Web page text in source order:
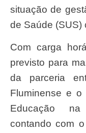
situação de
de Saúde (SUS)
Com carga horária de 390 horas – e início
previsto para
da parceria
Fluminense e o
Educação na
contando com